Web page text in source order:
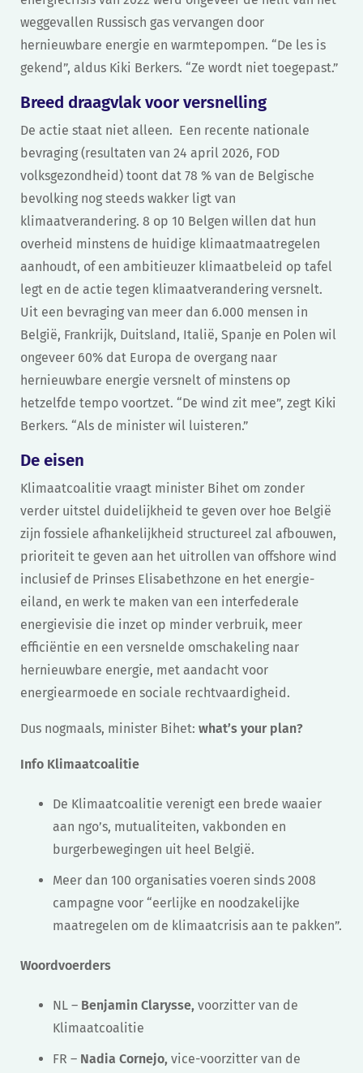
weggevallen Russisch gas vervangen door
hernieuwbare energie en warmtepompen. “De les is
gekend”, aldus Kiki Berkers. “Ze wordt niet toegepast.”
Breed draagvlak voor versnelling
De actie staat niet alleen. Een recente nationale
bevraging (resultaten van 24 april 2026, FOD
volksgezondheid) toont dat 78 % van de Belgische
bevolking nog steeds wakker ligt van
klimaatverandering. 8 op 10 Belgen willen dat hun
overheid minstens de huidige klimaatmaatregelen
aanhoudt, of een ambitieuzer klimaatbeleid op tafel
legt en de actie tegen klimaatverandering versnelt.
Uit een bevraging van meer dan 6.000 mensen in
België, Frankrijk, Duitsland, Italië, Spanje en Polen wil
ongeveer 60% dat Europa de overgang naar
hernieuwbare energie versnelt of minstens op
hetzelfde tempo voortzet. “De wind zit mee”, zegt Kiki
Berkers. “Als de minister wil luisteren.”
De eisen
Klimaatcoalitie vraagt minister Bihet om zonder
verder uitstel duidelijkheid te geven over hoe België
zijn fossiele afhankelijkheid structureel zal afbouwen,
prioriteit te geven aan het uitrollen van offshore wind
inclusief de Prinses Elisabethzone en het energie-
eiland, en werk te maken van een interfederale
energievisie die inzet op minder verbruik, meer
efficiëntie en een versnelde omschakeling naar
hernieuwbare energie, met aandacht voor
energiearmoede en sociale rechtvaardigheid.
Dus nogmaals, minister Bihet: what’s your plan?
Info Klimaatcoalitie
De Klimaatcoalitie verenigt een brede waaier
aan ngo’s, mutualiteiten, vakbonden en
burgerbewegingen uit heel België.
Meer dan 100 organisaties voeren sinds 2008
campagne voor “eerlijke en noodzakelijke
maatregelen om de klimaatcrisis aan te pakken”.
Woordvoerders
NL – Benjamin Clarysse, voorzitter van de
Klimaatcoalitie
FR – Nadia Cornejo, vice-voorzitter van de